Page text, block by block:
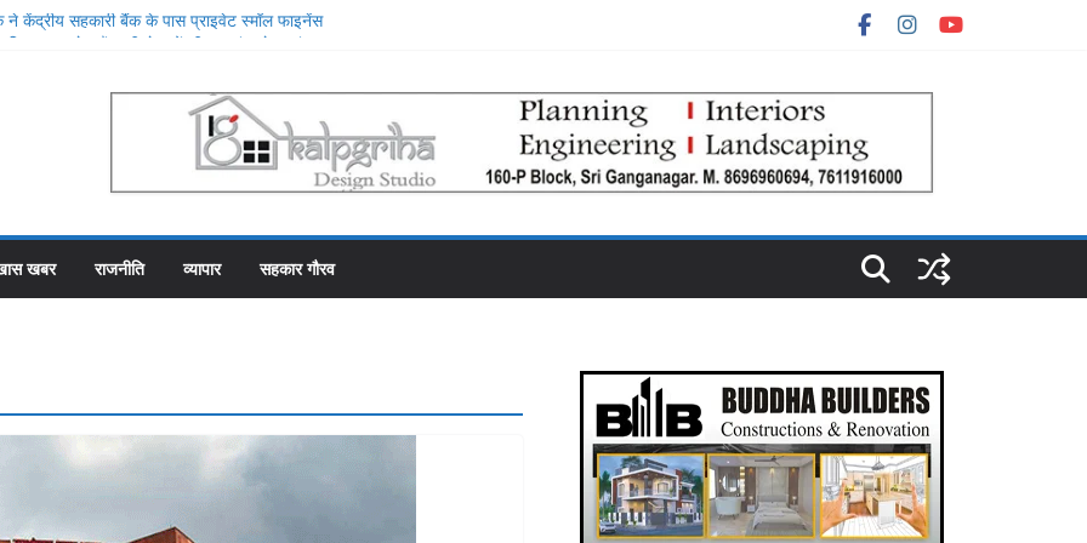
ने केंद्रीय सहकारी बैंक के पास प्राइवेट स्मॉल फाइनेंस
पर रहे सहकारी भंडार के पास कर्मचारियों को वेतन देने
काट रहे 31 कर्मचारी
योजना में गड़बड़ी की एक और एजेंसी ने शुरू की जांच
महल में रोजगार उत्सव और मीडिया मैनेजमेंट
समिति व्यवस्थापकों की मिलीभगत से फसल बीमा में
खबर राजनीति व्यापार सहकार गौरव